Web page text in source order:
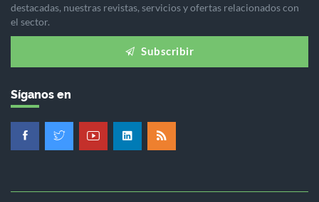
destacadas, nuestras revistas, servicios y ofertas relacionados con
el sector.
Subscribir
Síganos en